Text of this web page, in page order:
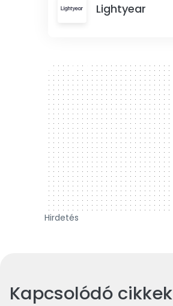
Lightyear
300 x 250
Hirdetés
Kapcsolódó cikkek